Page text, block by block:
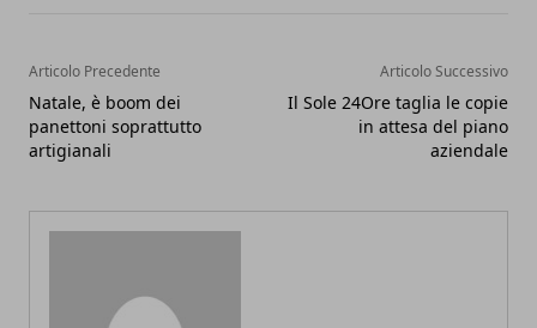
Articolo Precedente
Natale, è boom dei
panettoni soprattutto
artigianali
Articolo Successivo
Il Sole 24Ore taglia le copie
in attesa del piano
aziendale